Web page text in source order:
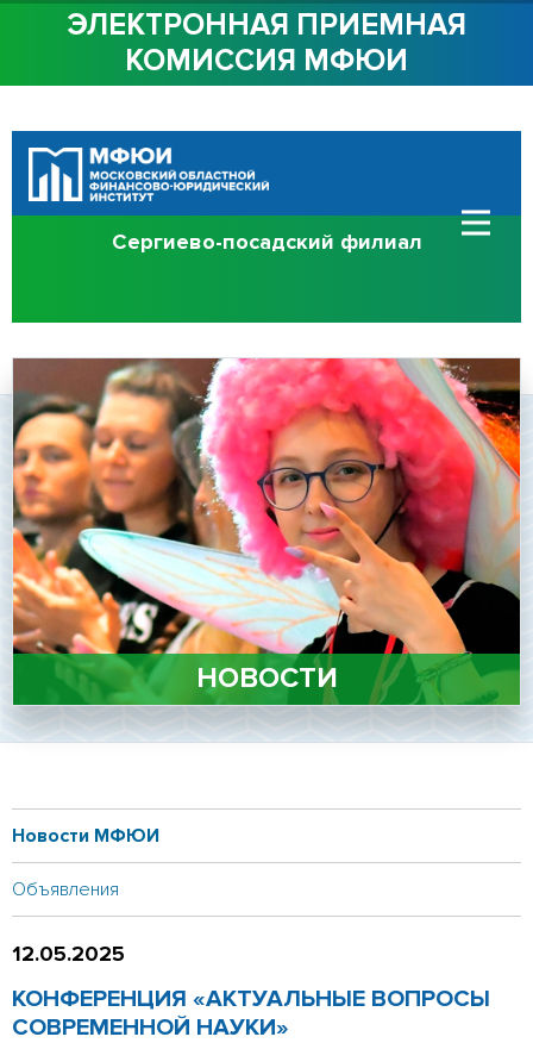
ЭЛЕКТРОННАЯ ПРИЕМНАЯ
КОМИССИЯ МФЮИ
Cергиево-посадский филиал
ОБ ИНСТИТУТЕ
СТУДЕНТАМ
ВАКАНСИИ
Сведения об
образовательной
организации
Личный кабинет
Подать документы
онлайн
Версия для
слабовидящихНОВОСТИ
Новости МФЮИ
Объявления
12.05.2025
КОНФЕРЕНЦИЯ «АКТУАЛЬНЫЕ ВОПРОСЫ
СОВРЕМЕННОЙ НАУКИ»